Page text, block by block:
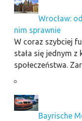
Wrocław:
nim sprawnie
W coraz szybciej
stała się jednym z
społeczeństwa.
Bayrische